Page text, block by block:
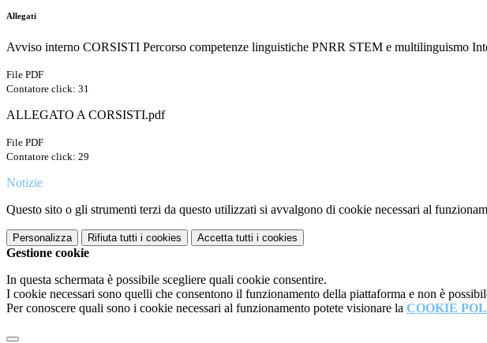
Allegati
Avviso interno CORSISTI Percorso competenze linguistiche PNRR STEM e multilinguismo
File PDF
Contatore click: 31
ALLEGATO A CORSISTI.pdf
File PDF
Contatore click: 29
Notizie
Questo sito o gli strumenti terzi da questo utilizzati si avvalgono di cookie necessari al
Personalizza Rifiuta tutti i cookies Accetta tutti i cookies
Gestione cookie
In questa schermata è possibile scegliere quali cookie consentire.
I cookie necessari sono quelli che consentono il funzionamento della piattaforma e non è
Per conoscere quali sono i cookie necessari al funzionamento potete visionare la COOKIE